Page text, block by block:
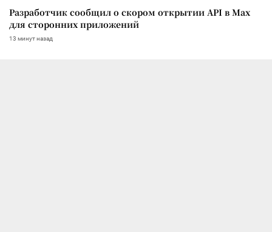
Разработчик сообщил о скором открытии API в Max
для сторонних приложений
13 минут назад